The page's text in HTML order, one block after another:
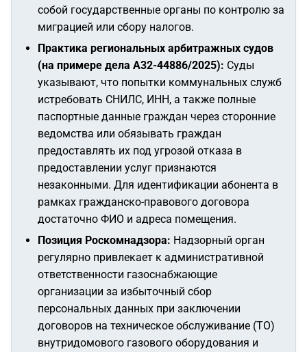
собой государственные органы по контролю за
миграцией или сбору налогов.
Практика региональных арбитражных судов
(на примере дела А32-44886/2025): Суды
указывают, что попытки коммунальных служб
истребовать СНИЛС, ИНН, а также полные
паспортные данные граждан через сторонние
ведомства или обязывать граждан
предоставлять их под угрозой отказа в
предоставлении услуг признаются
незаконными. Для идентификации абонента в
рамках гражданско-правового договора
достаточно ФИО и адреса помещения.
Позиция Роскомнадзора: Надзорный орган
регулярно привлекает к административной
ответственности газоснабжающие
организации за избыточный сбор
персональных данных при заключении
договоров на техническое обслуживание (ТО)
внутридомового газового оборудования и